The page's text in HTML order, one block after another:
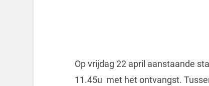
Op vrijdag 22 april aanstaande
11.45u met het ontvangst.